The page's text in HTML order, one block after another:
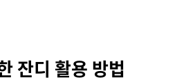
잔디 활용 방법